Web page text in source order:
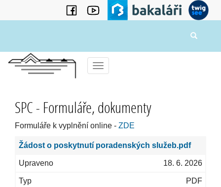
Menu
SPC - Formuláře, dokumenty
Formuláře k vyplnění online - ZDE
Žádost o poskytnutí poradenských služeb.pdf
18. 6. 2026
PDF